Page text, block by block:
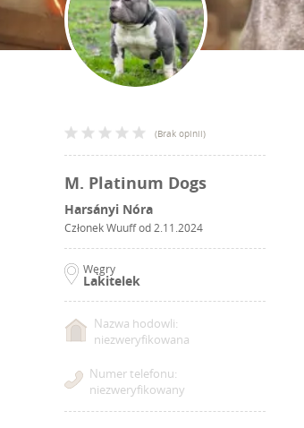
(Brak opinii)
M. Platinum Dogs
Harsányi Nóra
Członek Wuuff od2.11.2024
Węgry
Lakitelek
Nazwa hodowli:
niezweryfikowana
Numer telefonu:
niezweryfikowany